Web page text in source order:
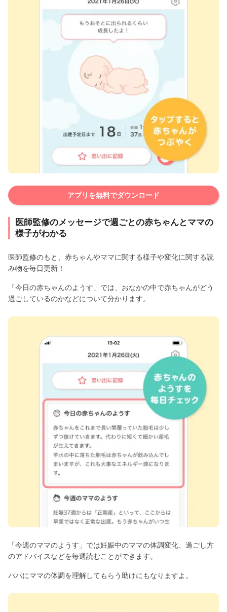
アプリを無料でダウンロード
医師監修のメッセージで週ごとの赤ちゃんとママの
様子がわかる
医師監修のもと、赤ちゃんやママに関する様子や変化に関する読
み物を毎日更新！
「今日の赤ちゃんのようす」では、おなかの中で赤ちゃんがどう
過ごしているのかなどについて分かります。
「今週のママのようす」では妊娠中のママの体調変化、過ごし方
のアドバイスなどを毎週読むことができます。
パパにママの体調を理解してもらう助けにもなりますよ。